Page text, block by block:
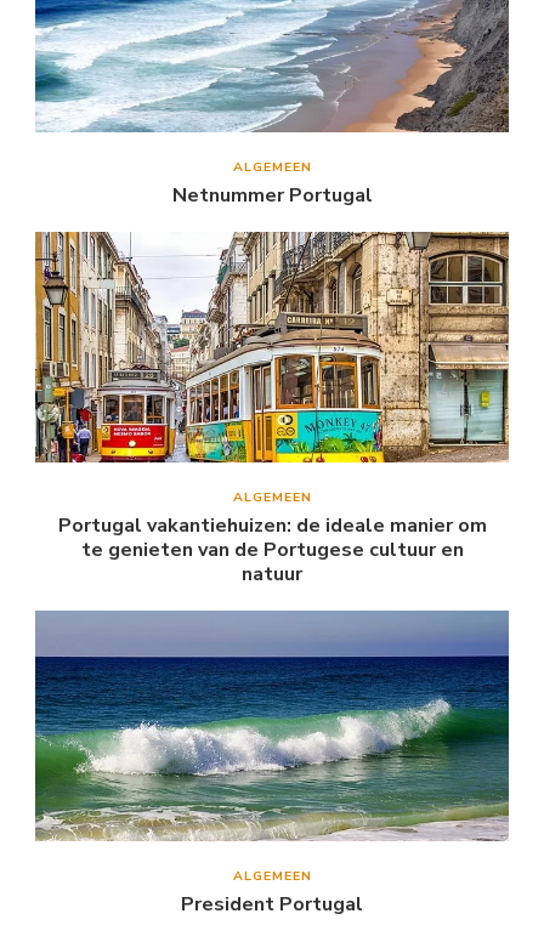
ALGEMEEN
Netnummer Portugal
ALGEMEEN
Portugal vakantiehuizen: de ideale manier om
te genieten van de Portugese cultuur en
natuur
ALGEMEEN
President Portugal